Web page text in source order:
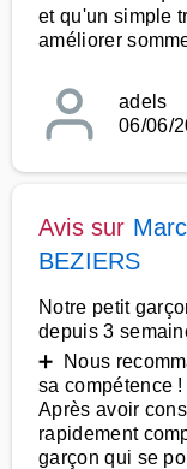
et qu'un simple
améliorer
adels
06/06/
Avis sur
BEZIERS
Notre petit
depuis 3
➕ Nous
sa compétence !
Après avoir
rapidement
garçon qui se